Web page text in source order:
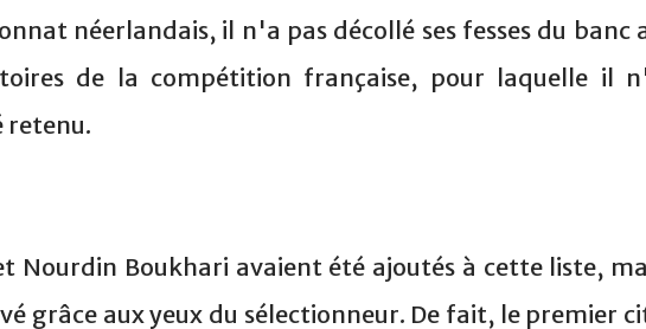
néerlandais, il n'a pas décollé ses fesses du banc
de la compétition française, pour laquelle il
retenu.
Nourdin Boukhari avaient été ajoutés à cette liste,
grâce aux yeux du sélectionneur. De fait, le premier